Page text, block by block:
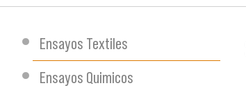
Ensayos Textiles
Ensayos Quimicos